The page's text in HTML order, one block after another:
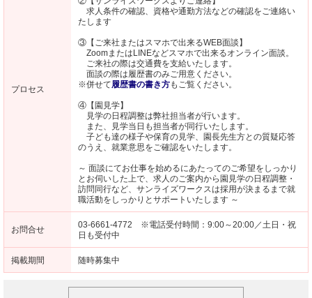
プロセス
求人条件の確認、資格や通勤方法などの確認をご連絡い
たします
③【ご来社またはスマホで出来るWEB面談】
ZoomまたはLINEなどスマホで出来るオンライン面談。
ご来社の際は交通費を支給いたします。
面談の際は履歴書のみご用意ください。
※併せて履歴書の書き方もご覧ください。
④【園見学】
見学の日程調整は弊社担当者が行います。
また、見学当日も担当者が同行いたします。
子ども達の様子や保育の見学、園長先生方との質疑応答
のうえ、就業意思をご確認をいたします。
～ 面談にてお仕事を始めるにあたってのご希望をしっかり
とお伺いした上で、求人のご案内から園見学の日程調整・
訪問同行など、サンライズワークスは採用が決まるまで就
職活動をしっかりとサポートいたします ～
お問合せ
03-6661-4772 ※電話受付時間：9:00～20:00／土日・祝
日も受付中
掲載期間 随時募集中